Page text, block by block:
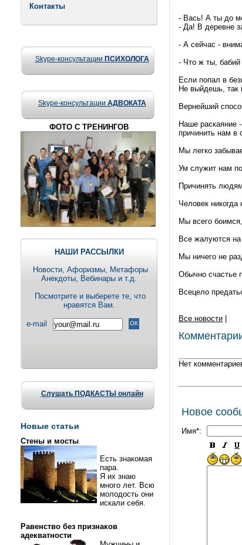
Контакты
Skype-консультации ПСИХОЛОГА
Skype-консультации АДВОКАТА
ФОТО С ТРЕНИНГОВ
НАШИ РАССЫЛКИ
Новости, Aфоризмы, Метафоры
Анекдоты, Вебинары и т.д.
Посмотрите и выберете те, что
нравятся Вам.
e-mail
Слушать ПОДКАСТЫ онлайн
Новые статьи
Стены и мосты
Есть знакомая
пара.
Я их знаю
много лет. Всю
молодость они
искали себя.
Равенство без признаков
адекватности
- Вась! А ты до
- Да! В деревне
- А сейчас -
- Что ж ты, бабий
Если попал в
Не выйдешь, так
Вернейший
Наше раскаяние
причинить нам в
Мы легко
Ум служит нам
Причинять
Человек никогда
Мы всего
Все жалуются
Мы ничего не
Обычно счастье
Всецело
Все новости
Нет
Новое
Имя*: